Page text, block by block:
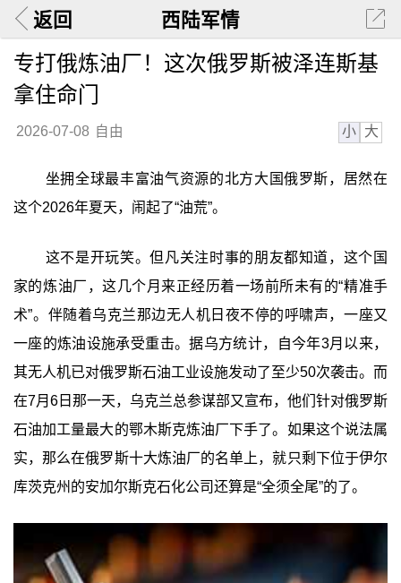
返回 西陆军情
专打俄炼油厂！这次俄罗斯被泽连斯基
拿住命门
2026-07-08 自由 小 大
坐拥全球最丰富油气资源的北方大国俄罗斯，居然在
这个2026年夏天，闹起了“油荒”。
这不是开玩笑。但凡关注时事的朋友都知道，这个国
家的炼油厂，这几个月来正经历着一场前所未有的“精准手
术”。伴随着乌克兰那边无人机日夜不停的呼啸声，一座又
一座的炼油设施承受重击。据乌方统计，自今年3月以来，
其无人机已对俄罗斯石油工业设施发动了至少50次袭击。而
在7月6日那一天，乌克兰总参谋部又宣布，他们针对俄罗斯
石油加工量最大的鄂木斯克炼油厂下手了。如果这个说法属
实，那么在俄罗斯十大炼油厂的名单上，就只剩下位于伊尔
库茨克州的安加尔斯克石化公司还算是“全须全尾”的了。